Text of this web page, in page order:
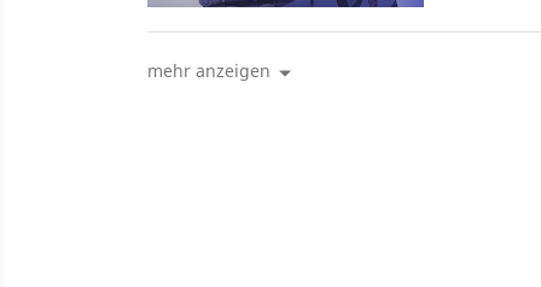
mehr anzeigen